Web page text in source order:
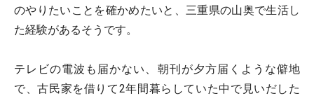
のやりたいことを確かめたいと、三重県の山奥で生活し
た経験があるそうです。
テレビの電波も届かない、朝刊が夕方届くような僻地
で、古民家を借りて2年間暮らしていた中で見いだした